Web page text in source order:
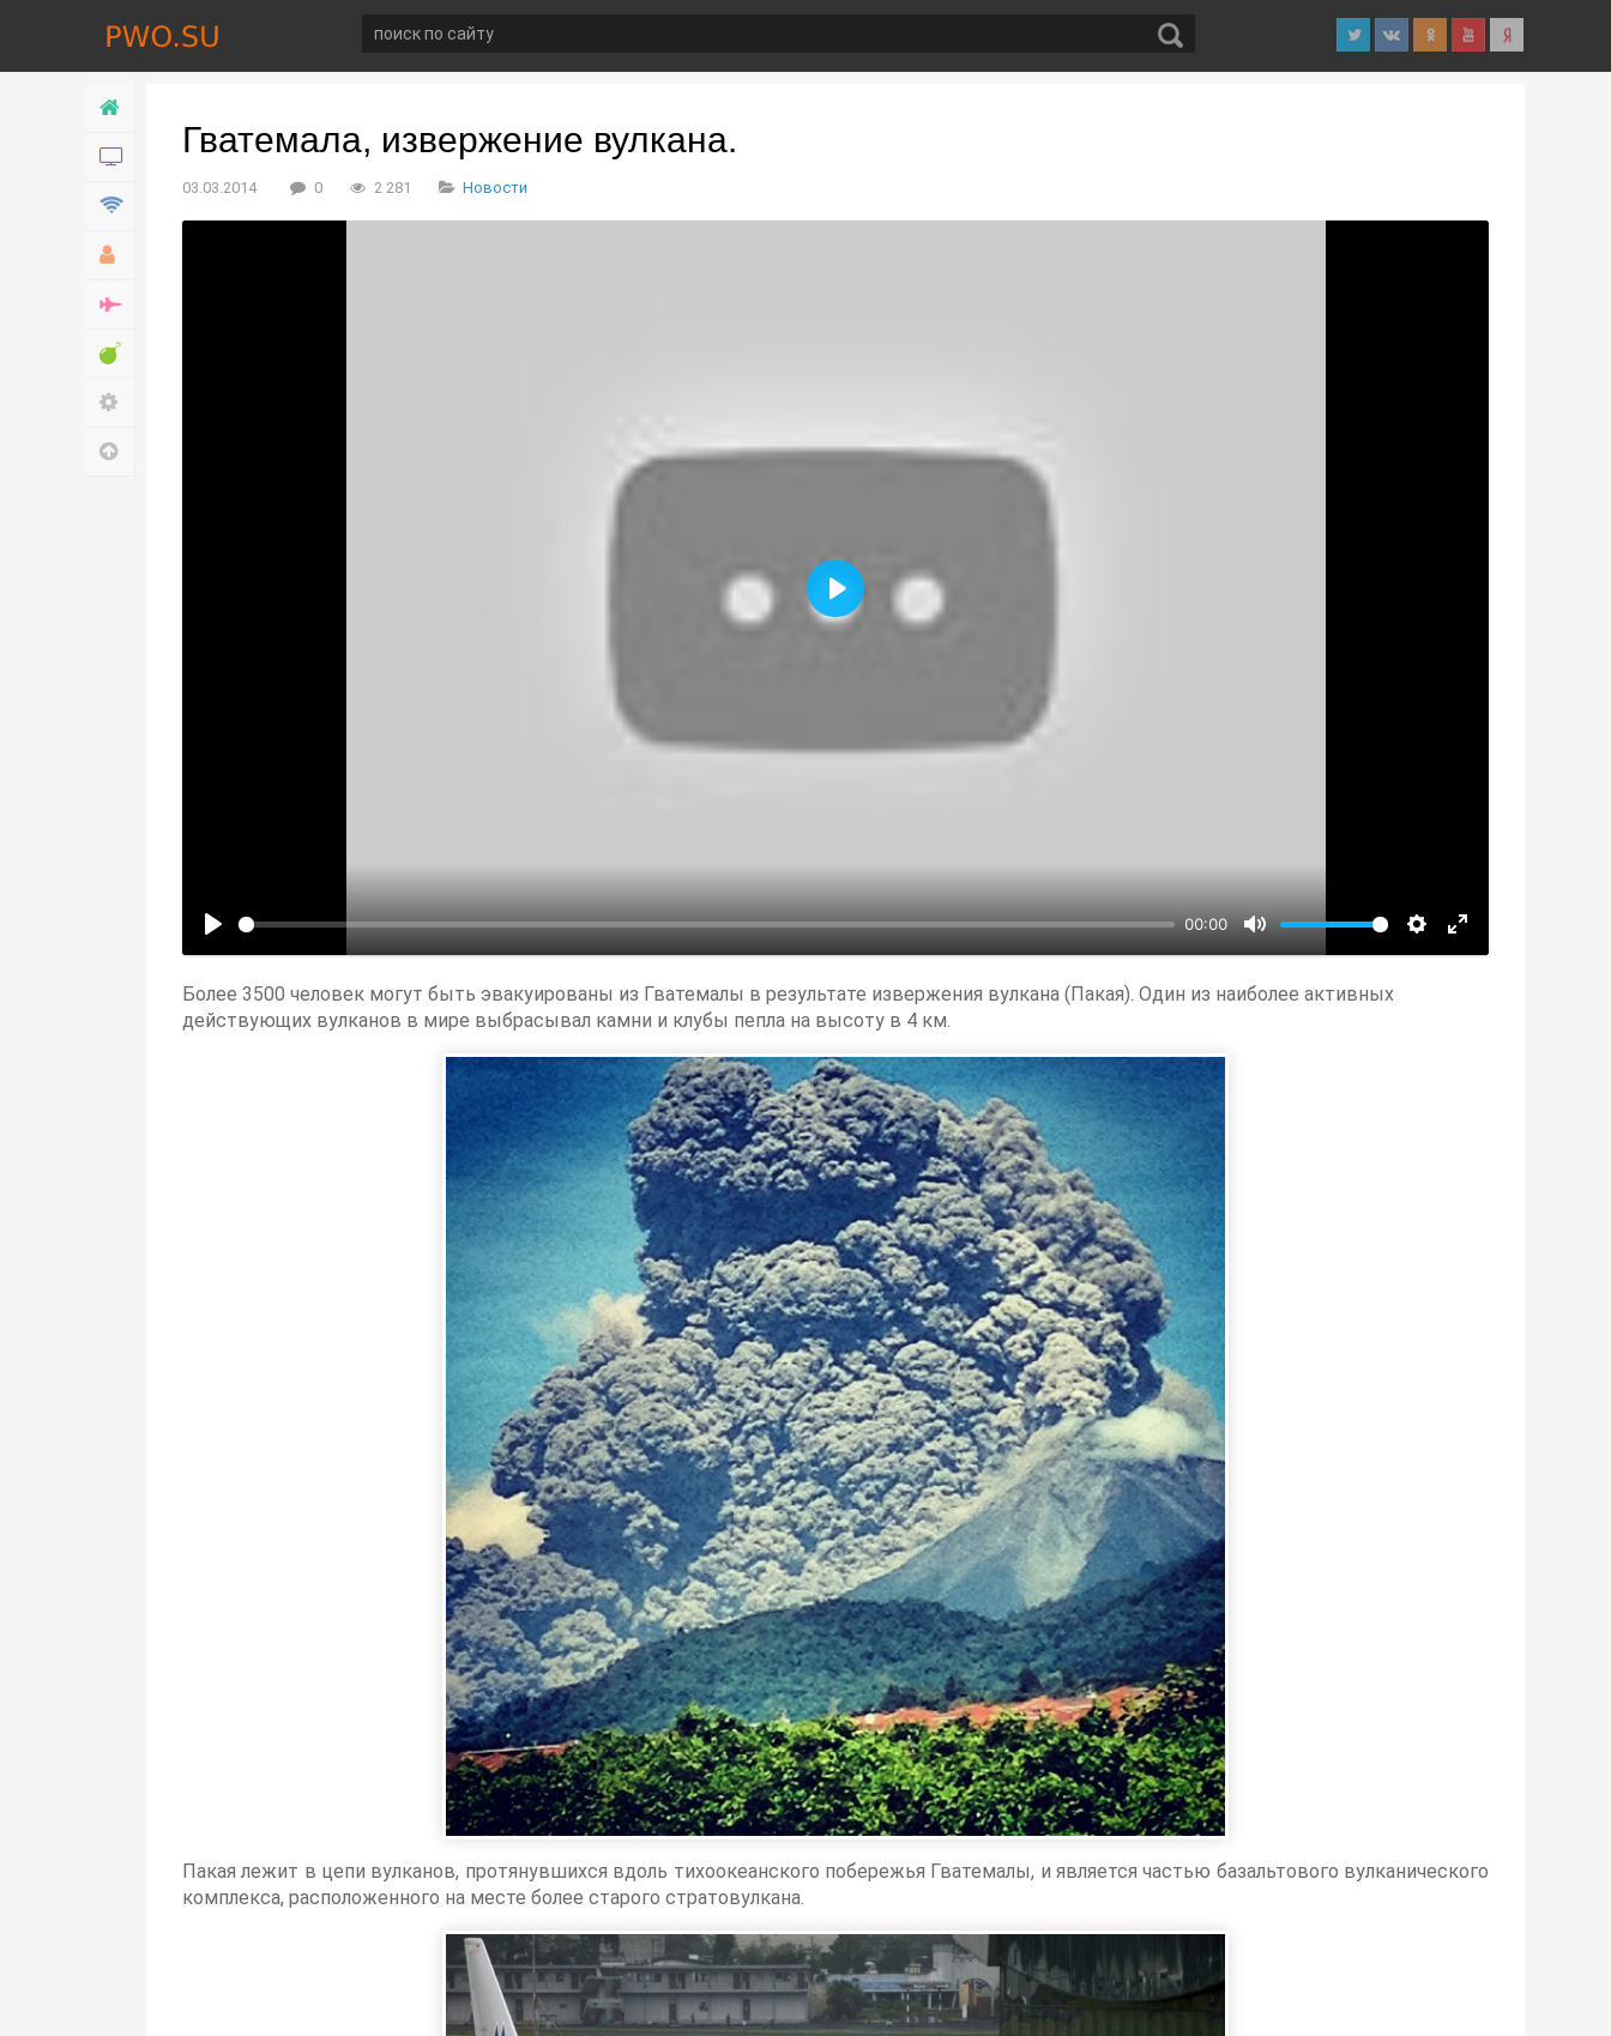
Новости
Гватемала, извержение вулкана.
03.03.2014 0 2 281 Новости
00:00
Воспроизвести
Более 3500 человек могут быть эвакуированы из Гватемалы в результате извержения вулкана (Пакая). Один из наиболее активных
действующих вулканов в мире выбрасывал камни и клубы пепла на высоту в 4 км.
Пакая лежит в цепи вулканов, протянувшихся вдоль тихоокеанского побережья Гватемалы, и является частью базальтового вулканического
комплекса, расположенного на месте более старого стратовулкана.